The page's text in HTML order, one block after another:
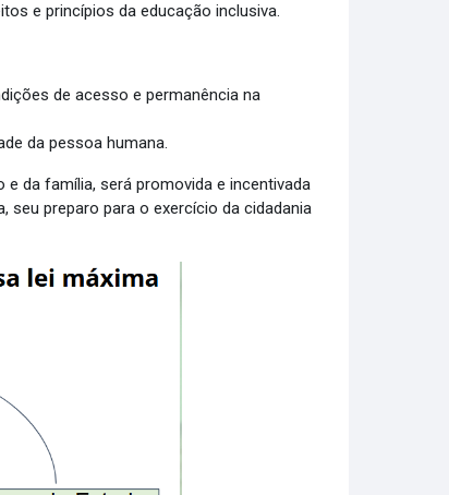
e princípios da educação inclusiva.
de acesso e permanência na
da pessoa humana.
da família, será promovida e incentivada
seu preparo para o exercício da cidadania